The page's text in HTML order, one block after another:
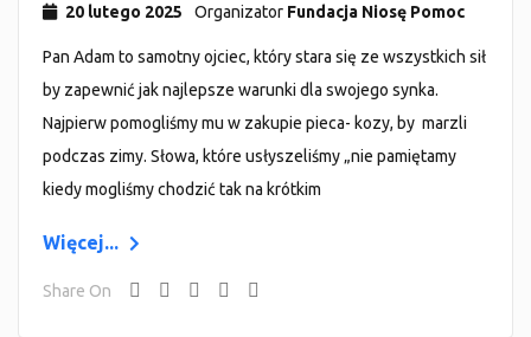
20 lutego 2025 Organizator Fundacja Niosę Pomoc
Pan Adam to samotny ojciec, który stara się ze wszystkich sił
by zapewnić jak najlepsze warunki dla swojego synka.
Najpierw pomogliśmy mu w zakupie pieca- kozy, by marzli
podczas zimy. Słowa, które usłyszeliśmy „nie pamiętamy
kiedy mogliśmy chodzić tak na krótkim
Więcej...
Share On